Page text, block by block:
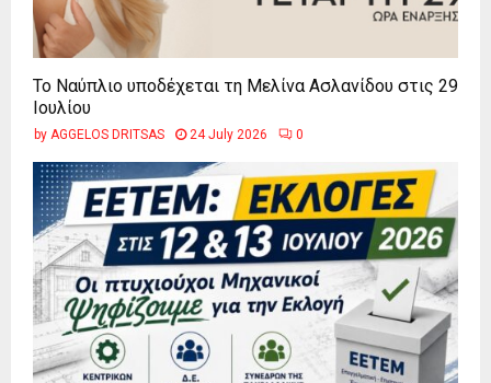
Το Ναύπλιο υποδέχεται τη Μελίνα Ασλανίδου στις 29
Ιουλίου
by AGGELOS DRITSAS 24 July 2026 0